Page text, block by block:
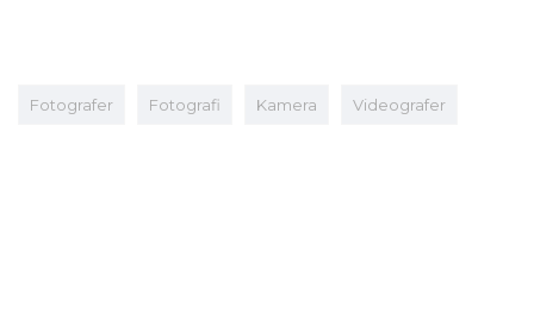
Fotografer Fotografi Kamera Videografer